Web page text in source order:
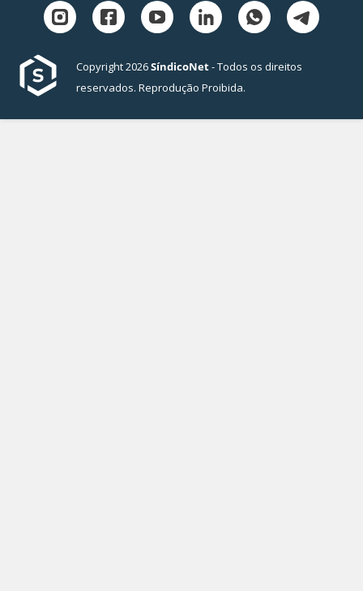
Copyright 2026SíndicoNet- Todos os direitos
reservados. Reprodução Proibida.